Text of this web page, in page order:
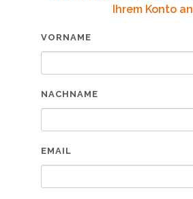
Ihrem Konto an
VORNAME
NACHNAME
EMAIL